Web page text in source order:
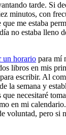
tarde. Si
minutos, con
me estaba
no estaba lleno
un horario para mí
libros en mis
escribir. Al
la semana y
necesitaré
en mi
voluntad, pero si